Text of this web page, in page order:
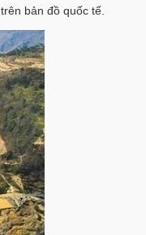
bản đồ quốc tế.